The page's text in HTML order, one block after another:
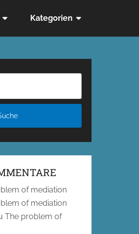
Kategorien
of mediation
of mediation
The problem of